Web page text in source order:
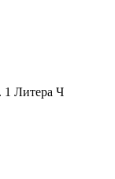
1 Литера Ч